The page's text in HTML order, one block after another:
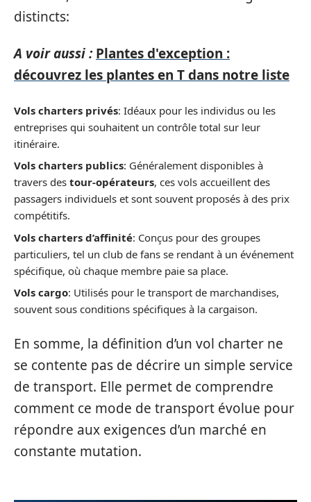
distincts:
A voir aussi : Plantes d'exception :
découvrez les plantes en T dans notre liste
Vols charters privés: Idéaux pour les individus ou les
entreprises qui souhaitent un contrôle total sur leur
itinéraire.
Vols charters publics: Généralement disponibles à
travers des tour-opérateurs, ces vols accueillent des
passagers individuels et sont souvent proposés à des prix
compétitifs.
Vols charters d’affinité: Conçus pour des groupes
particuliers, tel un club de fans se rendant à un événement
spécifique, où chaque membre paie sa place.
Vols cargo: Utilisés pour le transport de marchandises,
souvent sous conditions spécifiques à la cargaison.
En somme, la définition d’un vol charter ne
se contente pas de décrire un simple service
de transport. Elle permet de comprendre
comment ce mode de transport évolue pour
répondre aux exigences d’un marché en
constante mutation.